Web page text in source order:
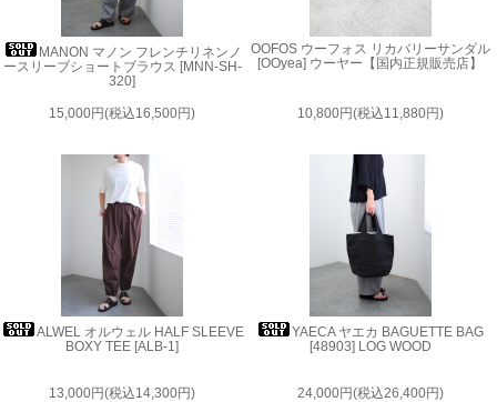
MANON マノン フレンチリネンノ
ースリーブショートブラウス [MNN-SH-
320]
15,000円(税込16,500円)
OOFOS ウーフォス リカバリーサンダル
[OOyea] ウーヤー【国内正規販売店】
10,800円(税込11,880円)
ALWEL オルウェル HALF SLEEVE
BOXY TEE [ALB-1]
13,000円(税込14,300円)
YAECA ヤエカ BAGUETTE BAG
[48903] LOG WOOD
24,000円(税込26,400円)